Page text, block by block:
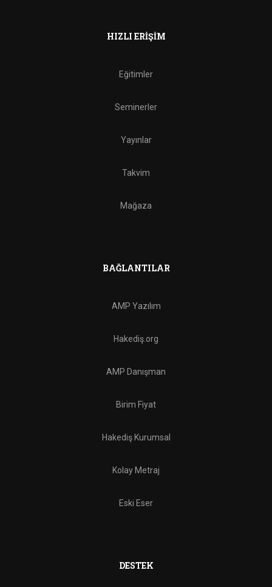
HIZLI ERIŞIM
Eğitimler
Seminerler
Yayınlar
Takvim
Mağaza
BAĞLANTILAR
AMP Yazılım
Hakediş.org
AMP Danışman
Birim Fiyat
Hakediş Kurumsal
Kolay Metraj
Eski Eser
DESTEK